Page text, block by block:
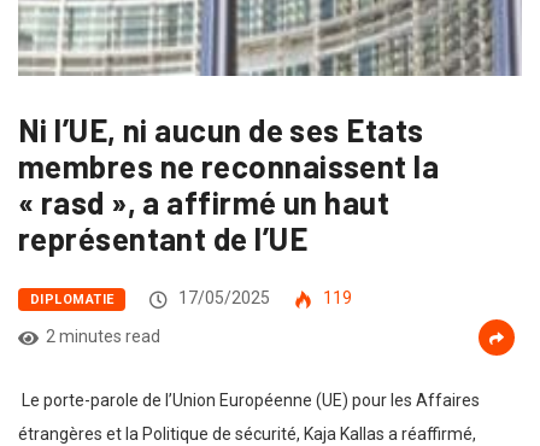
Ni l’UE, ni aucun de ses Etats
membres ne reconnaissent la
« rasd », a affirmé un haut
représentant de l’UE
DIPLOMATIE 17/05/2025
119
2 minutes read
Le porte-parole de l’Union Européenne (UE) pour les Affaires
étrangères et la Politique de sécurité, Kaja Kallas a réaffirmé,